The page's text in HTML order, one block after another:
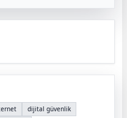
dijital güvenlik